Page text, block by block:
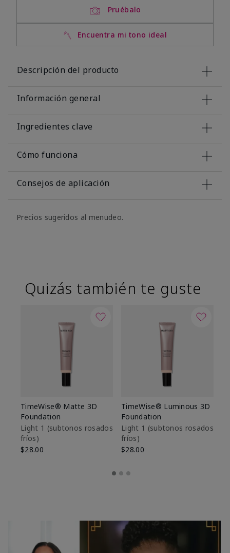
Pruébalo
Encuentra mi tono ideal
Descripción del producto
Información general
Ingredientes clave
Cómo funciona
Consejos de aplicación
Precios sugeridos al menudeo.
Quizás también te guste
TimeWise® Matte 3D
Foundation
Light 1​ (subtonos rosados
fríos)
$28.00
TimeWise® Luminous 3D
Foundation
Light 1​ (subtonos rosados
fríos)
$28.00